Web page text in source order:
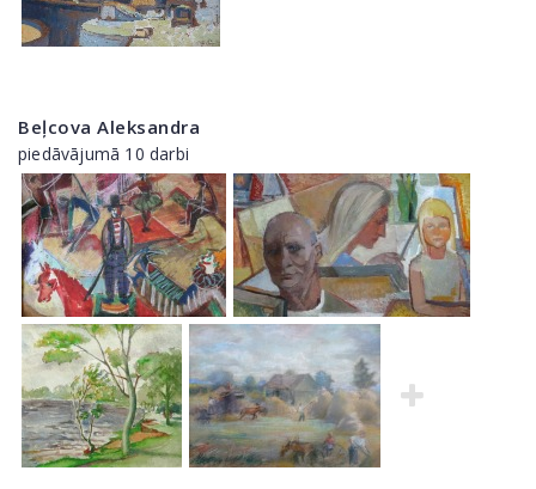
Beļcova Aleksandra
piedāvājumā 10 darbi